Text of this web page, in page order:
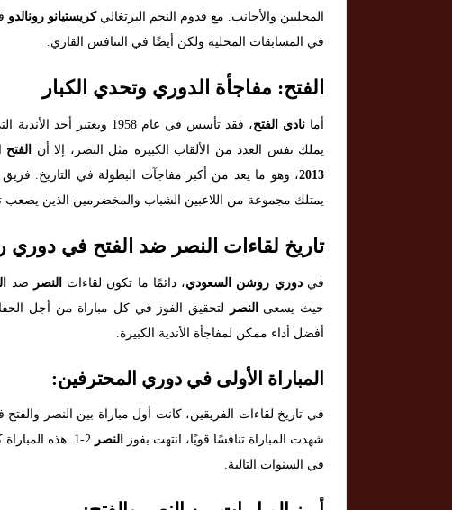
المحليين والأجانب. مع قدوم النجم البرتغاليكريستيانو رونالدو
في المسابقات المحلية ولكن أيضًا في التنافس القاري.
الفتح: مفاجأة الدوري وتحدي الكبار
أمانادي الفتح
، فقد تأسس في عام 1958
يملك نفس العدد من الألقاب الكبيرة مثل النصر، إلا أن
الفتح
2013، وهو ما يعد من أكبر مفاجآت البطولة في التاريخ. فريق
يمتلك مجموعة من اللاعبين الشباب والمخضرمين الذين يصعب
تاريخ لقاءات النصر ضد الفتح في
فيدوري روشن السعودي، دائمًا ما تكون لقاءات النصر ضد
حيث يسعى
النصر لتحقيق الفوز في كل مباراة من أجل
أفضل أداء ممكن لمفاجأة الأندية الكبيرة.
المباراة الأولى في دوري المحترفين:
في تاريخ لقاءات الفريقين، كانت أول مباراة بين النصر والفتح
شهدت المباراة تنافسًا قويًا، انتهت بفوز
النصر
2-1. هذه
في السنوات التالية.